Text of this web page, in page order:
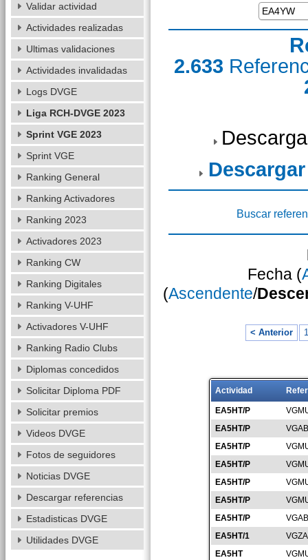
2.633
Buscar
Fecha (
(Ascendente/
< Anterior 1
Actividad
EA5HT/P
EA5HT/P
EA5HT/P
EA5HT/P
EA5HT/P
EA5HT/P
EA5HT/P
EA5HT/1
EA5HT
Validar actividad
Actividades realizadas
Ultimas validaciones
Actividades invalidadas
Logs DVGE
Liga RCH-DVGE 2023
Sprint VGE 2023
Sprint VGE
Ranking General
Ranking Activadores
Ranking 2023
Activadores 2023
Ranking CW
Ranking Digitales
Ranking V-UHF
Activadores V-UHF
Ranking Radio Clubs
Diplomas concedidos
Solicitar Diploma PDF
Solicitar premios
Videos DVGE
Fotos de seguidores
Noticias DVGE
Descargar referencias
Estadisticas DVGE
Utilidades DVGE